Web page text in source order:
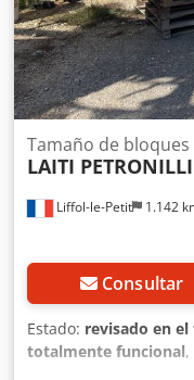
Liffol-le-Petit 1.142
Tamaño de bloques
LAITI PETRONILLI
Consultar
Estado: revisado en
totalmente funcional,
horizontal Dedpfexb